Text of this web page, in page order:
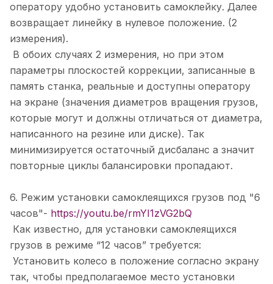
оператору удобно установить самоклейку. Далее
возвращает линейку в нулевое положение. (2
измерения).
В обоих случаях 2 измерения, но при этом
параметры плоскостей коррекции, записанные в
память станка, реальные и доступны оператору
на экране (значения диаметров вращения грузов,
которые могут и должны отличаться от диаметра,
написанного на резине или диске). Так
минимизируется остаточный дисбаланс а значит
повторные циклы балансировки пропадают.
6. Режим установки самоклеящихся грузов под "6
часов"- https://youtu.be/rmYI1zVG2bQ
Как известно, для установки самоклеящихся
грузов в режиме “12 часов” требуется:
Установить колесо в положение согласно экрану
так, чтобы предполагаемое место установки